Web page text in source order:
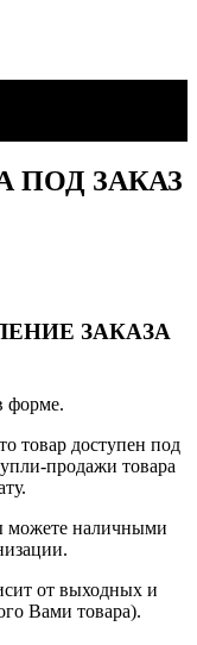
ПОД ЗАКАЗ
ЗАКАЗА
форме.
товар доступен под
продажи товара
можете наличными
от выходных и
Вами товара).